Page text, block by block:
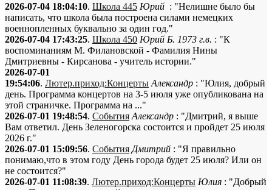
2026-07-04 18:04:10. Школа 445 Юрий : "Нелишне было бы
написать, что школа была построена силами немецких
военнопленных буквально за один год."
2026-07-04 17:43:25. Школа 450 Юрий Б. 1973 г.в. : "К
воспоминаниям М. Филановской - Фамилия Нины
Дмитриевны - Кирсанова - учитель истории."
2026-07-01
19:54:06. Лютер.приход:Концерты Александр : "Юлия, добрый
день. Программа концертов на 3-5 июля уже опубликована на
этой страничке. Программа на ..."
2026-07-01 19:48:54. События Александр : "Дмитрий, я выше
Вам ответил. День Зеленогорска состоится и пройдет 25 июля
2026 г."
2026-07-01 15:09:56. События Дмитрий : "Я правильно
понимаю,что в этом году День города будет 25 июля? Или он
не состоится?"
2026-07-01 11:08:39. Лютер.приход:Концерты Юлия : "Добрый